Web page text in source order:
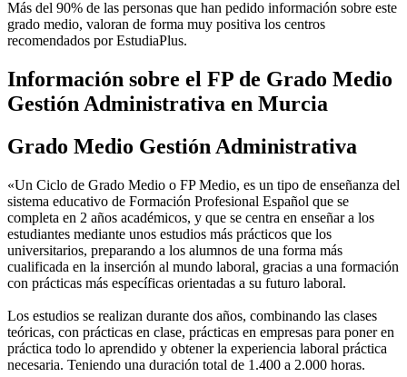
Más del 90% de las personas que han pedido información sobre este
grado medio, valoran de forma muy positiva los centros
recomendados por EstudiaPlus.
Información sobre el FP de Grado Medio
Gestión Administrativa en Murcia
Grado Medio Gestión Administrativa
«Un Ciclo de Grado Medio o FP Medio, es un tipo de enseñanza del
sistema educativo de Formación Profesional Español que se
completa en 2 años académicos, y que se centra en enseñar a los
estudiantes mediante unos estudios más prácticos que los
universitarios, preparando a los alumnos de una forma más
cualificada en la inserción al mundo laboral, gracias a una formación
con prácticas más específicas orientadas a su futuro laboral.
Los estudios se realizan durante dos años, combinando las clases
teóricas, con prácticas en clase, prácticas en empresas para poner en
práctica todo lo aprendido y obtener la experiencia laboral práctica
necesaria. Teniendo una duración total de 1.400 a 2.000 horas.